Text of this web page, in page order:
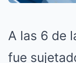
A las 6 de
fue